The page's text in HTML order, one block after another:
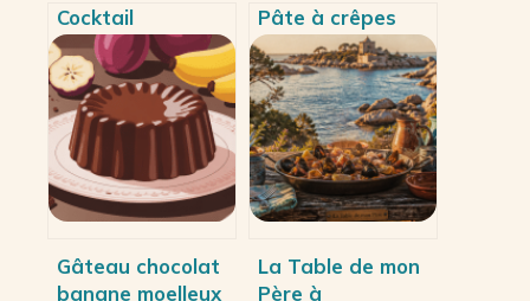
Cocktail
jägermeister :
idées simples,
recettes phares
et associations
réussies
Pâte à crêpes
sans sucre : la
recette parfaite
et ses variantes
Gâteau chocolat
banane moelleux
La Table de mon
Père à